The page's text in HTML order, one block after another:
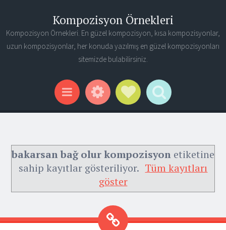
Kompozisyon Örnekleri
Kompozisyon Örnekleri. En güzel kompozisyon, kısa kompozisyonlar,
uzun kompozisyonlar, her konuda yazılmış en güzel kompozisyonları
sitemizde bulabilirsiniz.
Menu WidgetsSocial Links
Search
bakarsan bağ olur kompozisyon etiketine
sahip kayıtlar gösteriliyor. Tüm kayıtları
göster